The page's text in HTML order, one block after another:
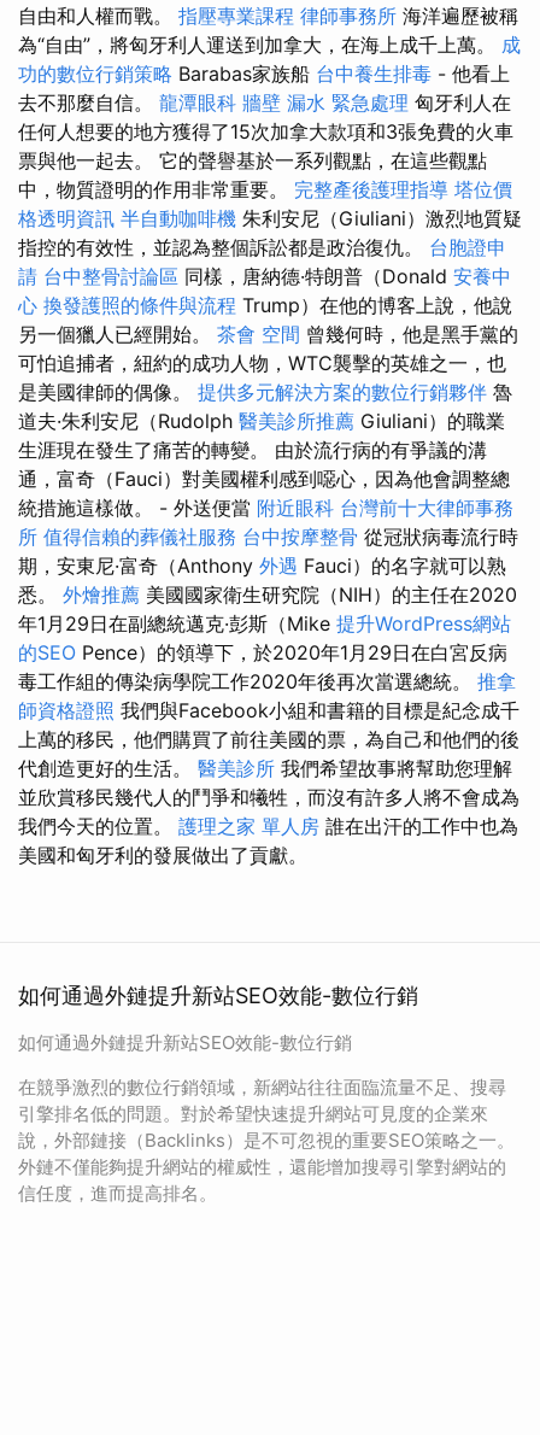
自由和人權而戰。 指壓專業課程 律師事務所 海洋遍歷被稱
為“自由”，將匈牙利人運送到加拿大，在海上成千上萬。 成
功的數位行銷策略 Barabas家族船 台中養生排毒 - 他看上
去不那麼自信。 龍潭眼科 牆壁 漏水 緊急處理 匈牙利人在
任何人想要的地方獲得了15次加拿大款項和3張免費的火車
票與他一起去。 它的聲譽基於一系列觀點，在這些觀點
中，物質證明的作用非常重要。 完整產後護理指導 塔位價
格透明資訊 半自動咖啡機 朱利安尼（Giuliani）激烈地質疑
指控的有效性，並認為整個訴訟都是政治復仇。 台胞證申
請 台中整骨討論區 同樣，唐納德·特朗普（Donald 安養中
心 換發護照的條件與流程 Trump）在他的博客上說，他說
另一個獵人已經開始。 茶會 空間 曾幾何時，他是黑手黨的
可怕追捕者，紐約的成功人物，WTC襲擊的英雄之一，也
是美國律師的偶像。 提供多元解決方案的數位行銷夥伴 魯
道夫·朱利安尼（Rudolph 醫美診所推薦 Giuliani）的職業
生涯現在發生了痛苦的轉變。 由於流行病的有爭議的溝
通，富奇（Fauci）對美國權利感到噁心，因為他會調整總
統措施這樣做。 - 外送便當 附近眼科 台灣前十大律師事務
所 值得信賴的葬儀社服務 台中按摩整骨 從冠狀病毒流行時
期，安東尼·富奇（Anthony 外遇 Fauci）的名字就可以熟
悉。 外燴推薦 美國國家衛生研究院（NIH）的主任在2020
年1月29日在副總統邁克·彭斯（Mike 提升WordPress網站
的SEO Pence）的領導下，於2020年1月29日在白宮反病
毒工作組的傳染病學院工作2020年後再次當選總統。 推拿
師資格證照 我們與Facebook小組和書籍的目標是紀念成千
上萬的移民，他們購買了前往美國的票，為自己和他們的後
代創造更好的生活。 醫美診所 我們希望故事將幫助您理解
並欣賞移民幾代人的鬥爭和犧牲，而沒有許多人將不會成為
我們今天的位置。 護理之家 單人房 誰在出汗的工作中也為
美國和匈牙利的發展做出了貢獻。
如何通過外鏈提升新站SEO效能-數位行銷
如何通過外鏈提升新站SEO效能-數位行銷
在競爭激烈的數位行銷領域，新網站往往面臨流量不足、搜尋
引擎排名低的問題。對於希望快速提升網站可見度的企業來
說，外部鏈接（Backlinks）是不可忽視的重要SEO策略之一。
外鏈不僅能夠提升網站的權威性，還能增加搜尋引擎對網站的
信任度，進而提高排名。